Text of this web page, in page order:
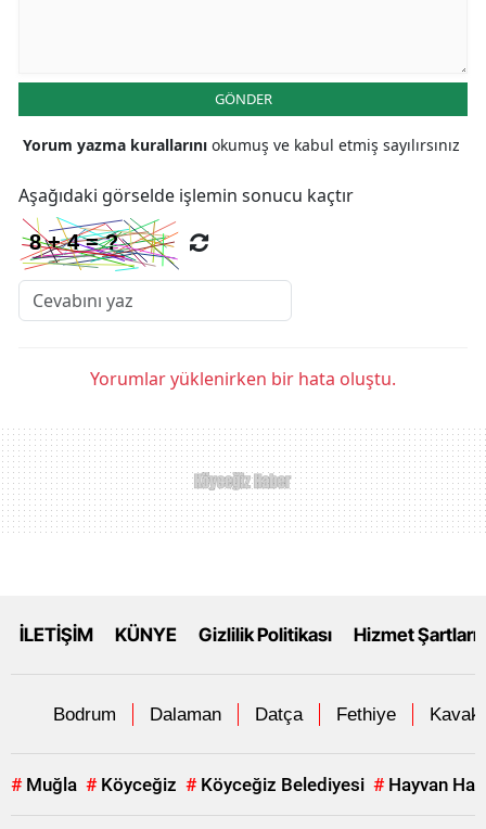
GÖNDER
Yorum yazma kurallarını okumuş ve kabul etmiş sayılırsınız
Aşağıdaki görselde işlemin sonucu kaçtır
Yorumlar yüklenirken bir hata oluştu.
İLETİŞİM KÜNYE Gizlilik Politikası Hizmet Şartları
Bodrum Dalaman Datça Fethiye
# Muğla # Köyceğiz # Köyceğiz Belediyesi # Hayvan